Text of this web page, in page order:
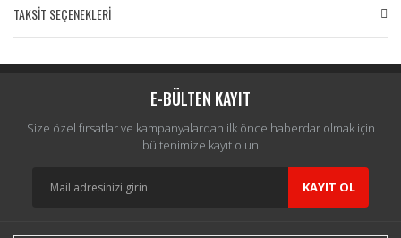
Yorum Yaz
TAKSİT SEÇENEKLERİ
E-BÜLTEN KAYIT
Size özel fırsatlar ve kampanyalardan ilk önce haberdar olmak için
bültenimize kayıt olun
KAYIT OL